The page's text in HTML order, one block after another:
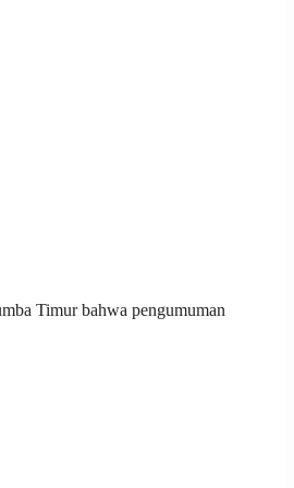
Timur bahwa pengumuman